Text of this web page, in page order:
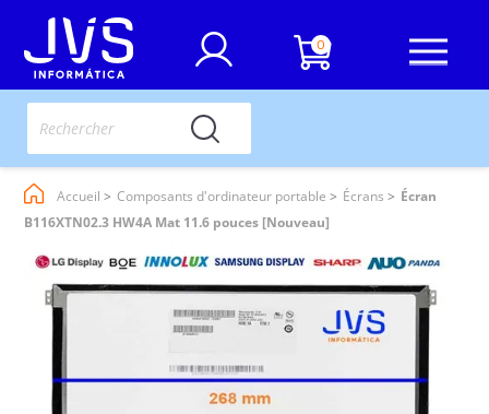
0
Accueil Composants d'ordinateur portable Écrans
Écran
B116XTN02.3 HW4A Mat 11.6 pouces [Nouveau]